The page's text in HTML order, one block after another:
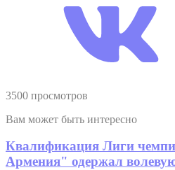
3500 просмотров
Вам может быть интересно
Квалификация Лиги
Армения" одержал